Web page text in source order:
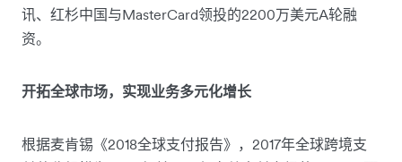
讯、红杉中国与MasterCard领投的2200万美元A轮融
资。
开拓全球市场，实现业务多元化增长
根据麦肯锡《2018全球支付报告》，2017年全球跨境支